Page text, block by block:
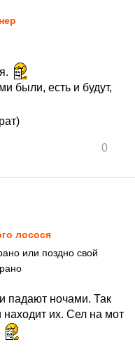
были, есть и будут,
0
лосося
или поздно свой
падают ночами. Так
находит их. Сел на мот